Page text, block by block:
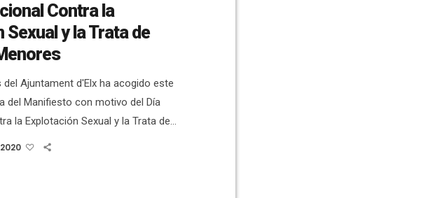
Contra la
y la Trata de
del Ajuntament d'Elx ha acogido este
del Manifiesto con motivo del Día
la Explotación Sexual y la Trata de
El concejal de Derechos Sociales,